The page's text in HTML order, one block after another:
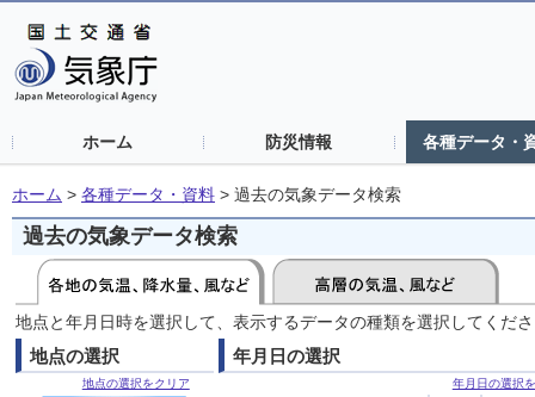
ホーム 防災情報 各種データ・
ホーム > 各種データ・資料 > 過去の気象データ検索
過去の気象データ検索
地点と年月日時を選択して、表示するデータの種類を選択してくだ
地点の選択
地点の選択をクリア
年月日の選択
年月日の選択